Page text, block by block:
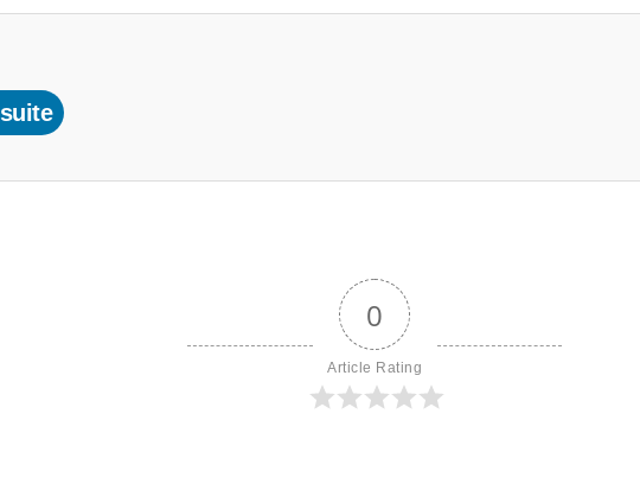
0
Article Rating